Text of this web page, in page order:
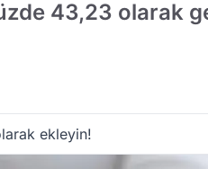
43,23 olarak
ekleyin!